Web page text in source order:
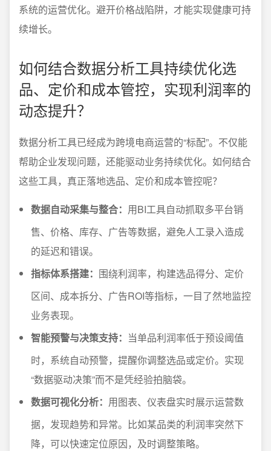
系统的运营优化。避开价格战陷阱，才能实现健康可持
续增长。
如何结合数据分析工具持续优化选
品、定价和成本管控，实现利润率的
动态提升？
数据分析工具已经成为跨境电商运营的“标配”。不仅能
帮助企业发现问题，还能驱动业务持续优化。如何结合
这些工具，真正落地选品、定价和成本管控呢？
数据自动采集与整合： 用BI工具自动抓取多平台销
售、价格、库存、广告等数据，避免人工录入造成
的延迟和错误。
指标体系搭建： 围绕利润率，构建选品得分、定价
区间、成本拆分、广告ROI等指标，一目了然地监控
业务表现。
智能预警与决策支持： 当单品利润率低于预设阈值
时，系统自动预警，提醒你调整选品或定价。实现
“数据驱动决策”而不是凭经验拍脑袋。
数据可视化分析： 用图表、仪表盘实时展示运营数
据，发现趋势和异常。比如某品类的利润率突然下
降，可以快速定位原因，及时调整策略。